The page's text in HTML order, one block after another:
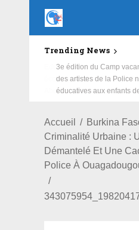
Trending News
Education : la fédération de
écoles primaire et collège
Aboubacar Sangoulé
Accueil
Burkina
Criminalité Urbaine :
Démantelé Et Une
Police À